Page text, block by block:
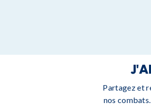
Partagez et
nos combats.